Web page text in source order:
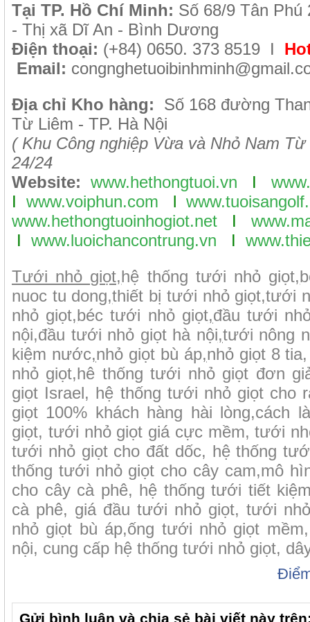
Tại TP. Hồ Chí Minh: Số 68/9 Tân
- Thị xã Dĩ An - Bình Dương
Điện thoại: (+84) 0650. 373 8519 I
Email:
Địa chỉ Kho hàng: Số 168 đường
Từ Liêm - TP. Hà Nội
( Khu Công nghiệp Vừa và Nhỏ Nam
24/24
Website: www.hethongtuoi.vn I
I www.voiphun.com l www.tuoisangolf.
www.hethongtuoinhogiot.net
I
I www.luoichancontrung.vn I
Tưới nhỏ giọt,hệ thống tưới nhỏ giọt,
nuoc tu dong,thiết bị tưới nhỏ giọt,tưới
nhỏ giọt,béc tưới nhỏ giọt,đầu tưới
nội,đầu tưới nhỏ giọt hà nội,tưới nông
kiệm nước,nhỏ giọt bù áp,nhỏ giọt 8
nhỏ giọt,hê thống tưới nhỏ giọt đơn
giọt Israel, hệ thống tưới nhỏ giọt cho
giọt 100% khách hàng hài lòng,cách
giọt, tưới nhỏ giọt giá cực mềm, tưới
tưới nhỏ giọt cho đất dốc, hệ thống
thống tưới nhỏ giọt cho cây cam,mô
cho cây cà phê, hệ thống tưới tiết
cà phê, giá đầu tưới nhỏ giọt, tưới
nhỏ giọt bù áp,ống tưới nhỏ giọt
nội, cung cấp hệ thống tưới nhỏ giọt,
Gửi bình luận và chia sẻ bài viết này